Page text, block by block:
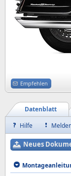
Empfehlen
Datenblatt
Hilfe
Neues